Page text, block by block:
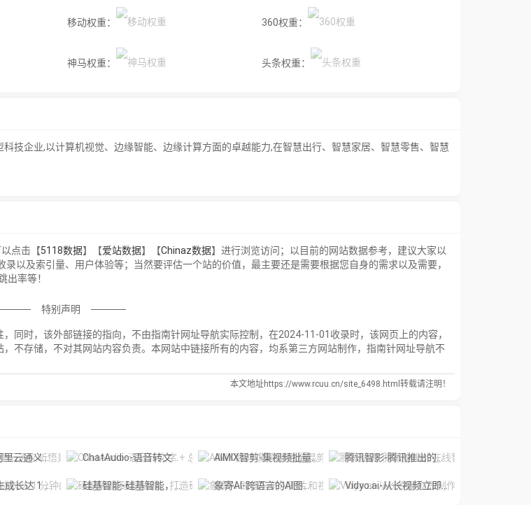
移动权重： 360权重：
神马权重： 头条权重：
技企业,以计算机视觉、边缘智能、边缘计算方面的卓越能力,在智慧出行、智慧家居、智慧零售、智慧
点击【5118数据】【爱站数据】【Chinaz数据】进行浏览访问；以目前的网站数据参考，建议大家以
以及索引量、用户体验等；当然要评估一个站的价值，最主要还是需要根据您自身的需求以及需要，
出率等！
特别声明
同时，该外部链接的指向，不由指南针网址导航实际控制，在2024-11-01收录时，该网页上的内容，
不存储，不对其网站内容负责。本网站中链接所有的内容，均系第三方网站制作，指南针网址导航不
本文地址https://www.rcuu.cn/site_6498.html转载请注明！
视频内容的工作学习AI助手 ChatAudio-语音转文字 + 总结 + 对话 AIMIX智剪-集视频批量混剪、文案、字幕生成、语音合成等短视频运营功能于一 腾讯智影-腾讯推出的在线智能视频创作平台
分钟的高清视频 硅基智能-硅基智能，打造硅基劳动力，让人回归人的价值。 象寄AI-跨语言的AI图片和视频翻译工具 Vidyo.ai-从长视频立即制作短视频。